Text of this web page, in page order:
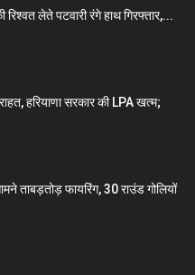
रिश्वत लेते पटवारी रंगे हाथ गिरफ्तार,...
हरियाणा सरकार की LPA खत्म;
ताबड़तोड़ फायरिंग, 30 राउंड गोलियों